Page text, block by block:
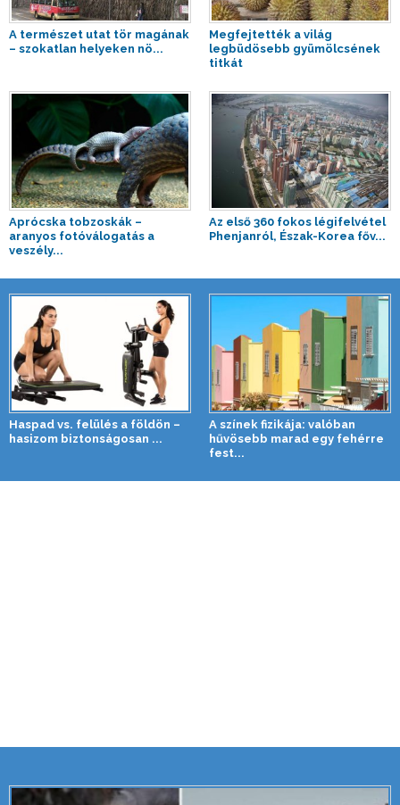
A természet utat tör magának
– szokatlan helyeken nö...
Megfejtették a világ
legbüdösebb gyümölcsének
titkát
Aprócska tobzoskák –
aranyos fotóválogatás a
veszély...
Az első 360 fokos légifelvétel
Phenjanról, Észak-Korea főv...
Haspad vs. felülés a földön –
hasizom biztonságosan ...
A színek fizikája: valóban
hűvösebb marad egy fehérre
fest...